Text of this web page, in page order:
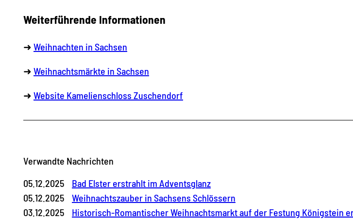
Weiterführende Informationen
➜ Weihnachten in Sachsen
➜ Weihnachtsmärkte in Sachsen
➜ Website Kamelienschloss Zuschendorf
Verwandte Nachrichten
05.12.2025
Bad Elster erstrahlt im Adventsglanz
05.12.2025
Weihnachtszauber in Sachsens Schlössern
03.12.2025
Historisch-Romantischer Weihnachtsmarkt auf der Festung Königstein